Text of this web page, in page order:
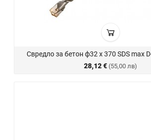
Свредло за бетон ф32 х 370 SDS max
28,12 € (55,00 лв)